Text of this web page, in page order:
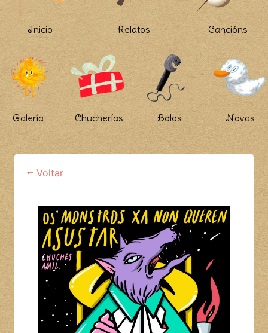
Inicio Relatos Cancións
Galería Chucherías Bolos Novas
⭠ Voltar